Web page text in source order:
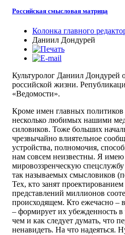
Российская смысловая матрица
Колонка главного
Даниил Дондурей
Культуролог Даниил Дондурей
российской жизни.
«Ведомости».
Кроме имен главных
несколько любимых нашими
силовиков. Тоже больших
чрезвычайно влиятельное
устройства, полномочия,
нам совсем неизвестны. Я
мировоззренческую спецслужбу
так называемых смысловиков
Тех, кто занят
представлений миллионов
происходящем. Кто ежечасно –
– формирует их убежденность
чем и как следует думать, что
ненавидеть. На что надеяться.